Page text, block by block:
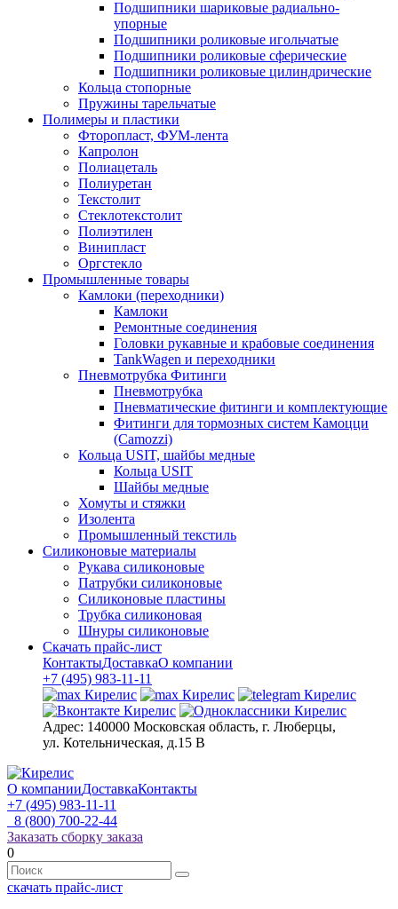
Подшипники шариковые радиально-
упорные
Подшипники роликовые игольчатые
Подшипники роликовые сферические
Подшипники роликовые цилиндрические
Кольца стопорные
Пружины тарельчатые
Полимеры и пластики
Фторопласт, ФУМ-лента
Капролон
Полиацеталь
Полиуретан
Текстолит
Стеклотекстолит
Полиэтилен
Винипласт
Оргстекло
Промышленные товары
Камлоки (переходники)
Камлоки
Ремонтные соединения
Головки рукавные и крабовые соединения
TankWagen и переходники
Пневмотрубка Фитинги
Пневмотрубка
Пневматические фитинги и комплектующие
Фитинги для тормозных систем Камоцци
(Camozzi)
Кольца USIT, шайбы медные
Кольца USIT
Шайбы медные
Хомуты и стяжки
Изолента
Промышленный текстиль
Силиконовые материалы
Рукава силиконовые
Патрубки силиконовые
Силиконовые пластины
Трубка силиконовая
Шнуры силиконовые
Скачать прайс-лист
КонтактыДоставкаО компании
+7 (495) 983-11-11
Адрес: 140000 Московская область, г. Люберцы,
ул. Котельническая, д.15 В
О компанииДоставкаКонтакты
+7 (495) 983-11-11
8 (800) 700-22-44
Заказать сборку заказа
0
скачать прайс-лист